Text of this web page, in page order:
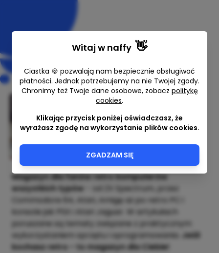
Adam Zalepa
9,00 zł
Magazyn dla fanów retro komputerów
wszystkich typów - od ZX Spectrum, przez
Commodore 64, Atari, Amigę aż po retro PC i
konsole jak PSX i Atari Jaguar. W artykułach
poruszane są tematy związane z praktycznym
wykorzystaniem sprzętu i oprogramowania.
Jeśli
kochasz retro - to magazyn dla Ciebie!
Witaj w naffy 👋
Ciastka 🍪 pozwalają nam bezpiecznie obsługiwać
płatności. Jednak potrzebujemy na nie Twojej zgody.
Chronimy też Twoje dane osobowe, zobacz politykę
cookies.
Klikając przycisk poniżej oświadczasz, że
wyrażasz zgodę na wykorzystanie plików cookies.
ZGADZAM SIĘ